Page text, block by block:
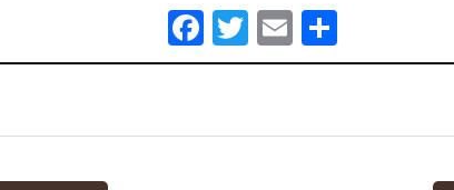
Facebook
Twitter
Email
有